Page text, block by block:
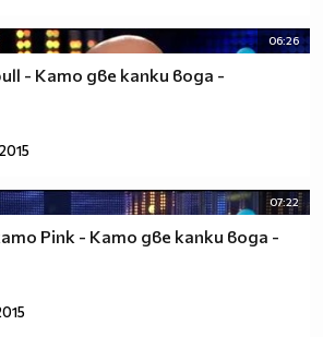
06:26
- Като две капки вода -
07:22
Pink - Като две капки вода -